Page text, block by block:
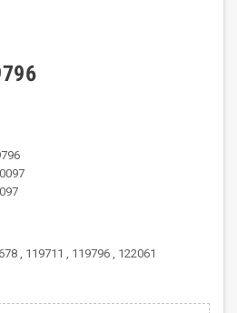
, 119711 , 119796 , 122061